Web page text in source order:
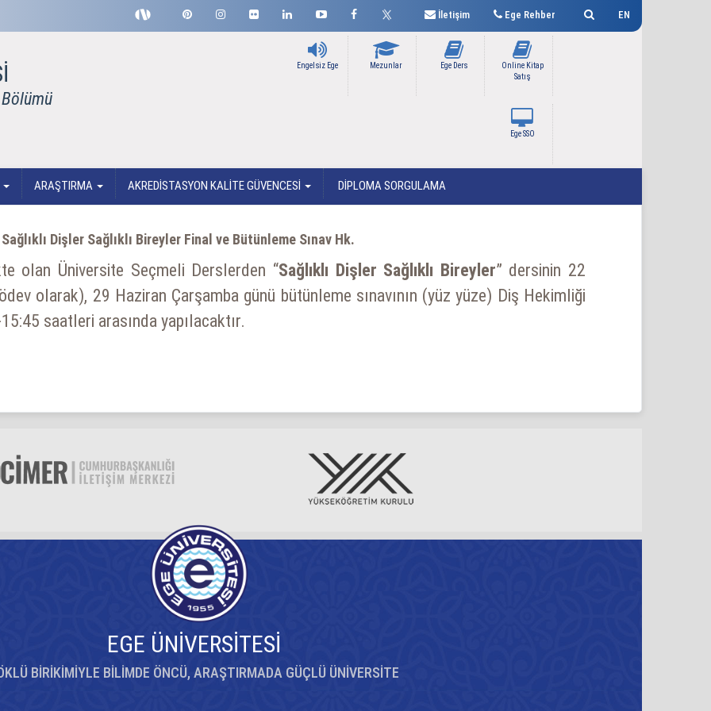
EN
Ege Rehber
İletişim
Online Kitap
Satış
Ege Ders
Mezunlar
Engelsiz Ege
Ege SSO
ARAŞTIRMA AKREDİSTASYON KALİTE GÜVENCESİ DİPLOMA SORGULAMA
Sağlıklı Dişler Sağlıklı Bireyler Final ve Bütünleme Sınav Hk.
olan Üniversite Seçmeli Derslerden “Sağlıklı Dişler Sağlıklı Bireyler” dersinin 22
olarak), 29 Haziran Çarşamba günü bütünleme sınavının (yüz yüze) Diş Hekimliği
saatleri arasında yapılacaktır.
EGE ÜNİVERSİTESİ
BİRİKİMİYLE BİLİMDE ÖNCÜ, ARAŞTIRMADA GÜÇLÜ ÜNİVERSİTE